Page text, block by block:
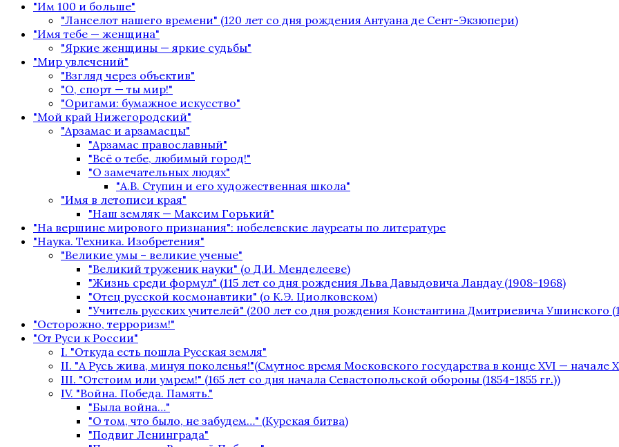
"Им 100 и больше"
"Ланселот нашего времени" (120 лет со дня рождения Антуана де Сент-Экзюпери)
"Имя тебе — женщина"
"Яркие женщины — яркие судьбы"
"Мир увлечений"
"Взгляд через объектив"
"О, спорт — ты мир!"
"Оригами: бумажное искусство"
"Мой край Нижегородский"
"Арзамас и арзамасцы"
"Арзамас православный"
"Всё о тебе, любимый город!"
"О замечательных людях"
"А.В. Ступин и его художественная школа"
"Имя в летописи края"
"Наш земляк — Максим Горький"
"На вершине мирового признания": нобелевские лауреаты по литературе
"Наука. Техника. Изобретения"
"Великие умы – великие ученые"
"Великий труженик науки" (о Д.И. Менделееве)
"Жизнь среди формул" (115 лет со дня рождения Льва Давыдовича Ландау (1908-1968)
"Отец русской космонавтики" (о К.Э. Циолковском)
"Учитель русских учителей" (200 лет со дня рождения Константина Дмитриевича Ушинского
"Осторожно, терроризм!"
"От Руси к России"
I. "Откуда есть пошла Русская земля"
II. "А Русь жива, минуя поколенья!"(Смутное время Московского государства в конце XVI — начале
III. "Отстоим или умрем!" (165 лет со дня начала Севастопольской обороны (1854-1855 гг.))
IV. "Война. Победа. Память."
"Была война…"
"О том, что было, не забудем…" (Курская битва)
"Подвиг Ленинграда"